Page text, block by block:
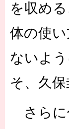
を収め
体の使
ないよ
そ、久
さらに